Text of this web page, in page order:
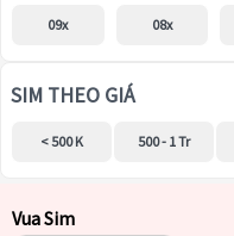
09x 08x
SIM THEO GIÁ
< 500 K 500 - 1 Tr
Vua Sim